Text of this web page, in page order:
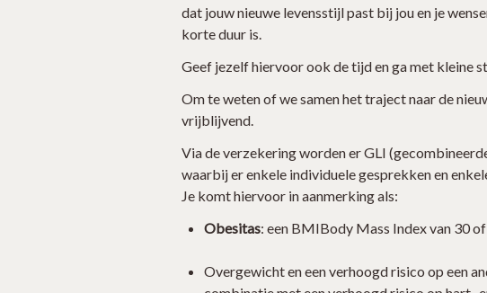
dat jouw nieuwe levensstijl past bij jou en je
korte duur is.
Geef jezelf hiervoor ook de tijd en ga met kleine
Om te weten of we samen het traject naar de
vrijblijvend.
Via de verzekering worden er GLI
waarbij er enkele individuele gesprekken en
Je komt hiervoor in aanmerking als:
Obesitas: een BMIBody Mass Index van 30
Overgewicht en een verhoogd risico op een